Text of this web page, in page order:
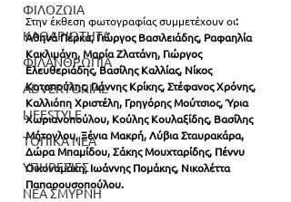
ΦΙΛΟΖΩΙΑ
ΚΑΘΑΡΙΟΤΗΤΑ
ΦΙΛΑΝΘΡΩΠΙΑ
ADVERTORIAL
LIFESTYLE
ΤΟΠΙΚΑ ΝΕΑ
ΥΠΗΡΕΣΙΕΣ
ΝΕΑ ΣΜΥΡΝΗ
Στην έκθεση φωτογραφίας συμμετέχουν οι:
Αθηνά Πέρκα, Γιώργος Βασιλειάδης, Ραφαηλία
Κακλιμάνη, Μαρία Ζλατάνη, Γιώργος
Ελευθεριάδης, Βασίλης Καλλίας, Νίκος
Κοτοπούλης, Γιάννης Κρίκης, Στέφανος Χρόνης,
Καλλιόπη Χριστέλη, Γρηγόρης Μούτσιος, Ύρια
Χωριανοπούλου, Κούλης Κουλαξίδης, Βασίλης
Μήτογλου, Ξένια Μακρή, Λύβια Σταυρακάρα,
Δώρα Μπαμίδου, Σάκης Μουχταρίδης, Πέννυ
Οικονομάκη, Ιωάννης Πομάκης, Νικολέττα
Παπαρουσοπούλου.